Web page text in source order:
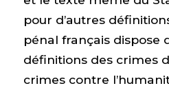
pour d’autres
pénal français dispose
définitions des crimes
crimes contre